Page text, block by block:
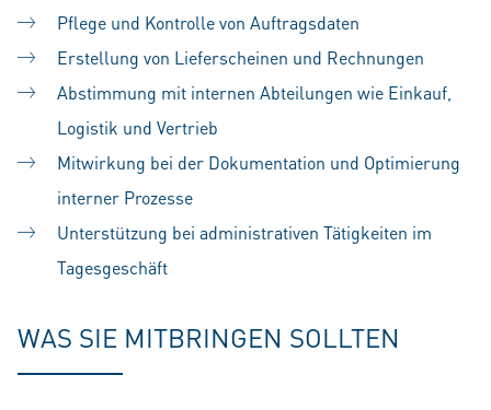
Pflege und Kontrolle von Auftragsdaten
Erstellung von Lieferscheinen und Rechnungen
Abstimmung mit internen Abteilungen wie Einkauf,
Logistik und Vertrieb
Mitwirkung bei der Dokumentation und Optimierung
interner Prozesse
Unterstützung bei administrativen Tätigkeiten im
Tagesgeschäft
WAS SIE MITBRINGEN SOLLTEN